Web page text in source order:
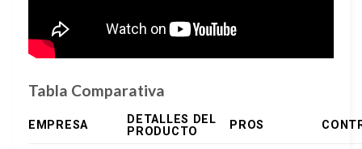
Tabla Comparativa
EMPRESA
DETALLES DEL
PRODUCTO
PROS